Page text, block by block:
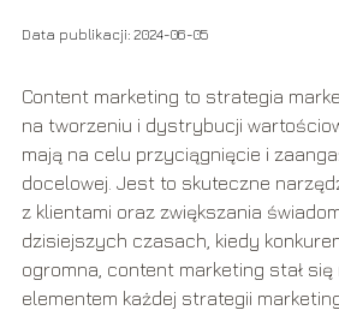
Data publikacji: 2024-06-05
Content marketing to strategia
na tworzeniu i dystrybucji
mają na celu przyciągnięcie i
docelowej. Jest to skuteczne
z klientami oraz zwiększania
dzisiejszych czasach, kiedy
ogromna, content marketing stał się
elementem każdej strategii